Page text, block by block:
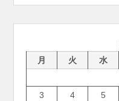
月 火 水
3
4 5